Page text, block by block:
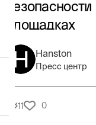
площадках
Hanston
Пресс центр
11 0